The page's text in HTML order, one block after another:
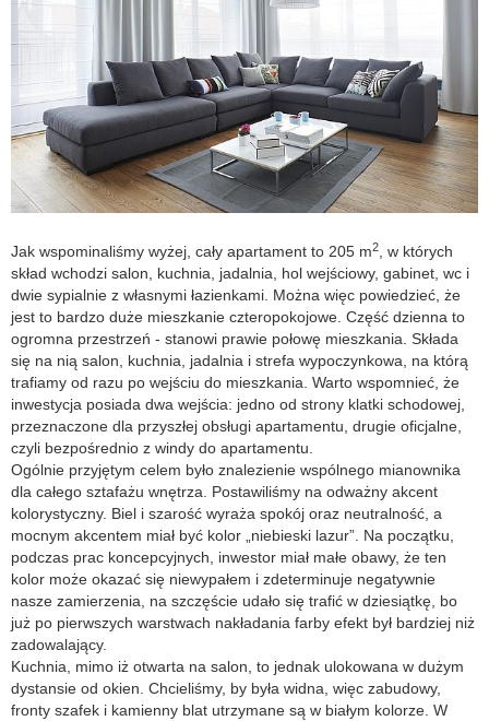
Jak wspominaliśmy wyżej, cały apartament to 205 m2
, w których
skład wchodzi salon, kuchnia, jadalnia, hol wejściowy, gabinet, wc i
dwie sypialnie z własnymi łazienkami. Można więc powiedzieć, że
jest to bardzo duże mieszkanie czteropokojowe. Część dzienna to
ogromna przestrzeń - stanowi prawie połowę mieszkania. Składa
się na nią salon, kuchnia, jadalnia i strefa wypoczynkowa, na którą
trafiamy od razu po wejściu do mieszkania. Warto wspomnieć, że
inwestycja posiada dwa wejścia: jedno od strony klatki schodowej,
przeznaczone dla przyszłej obsługi apartamentu, drugie oficjalne,
czyli bezpośrednio z windy do apartamentu.
Ogólnie przyjętym celem było znalezienie wspólnego mianownika
dla całego sztafażu wnętrza. Postawiliśmy na odważny akcent
kolorystyczny. Biel i szarość wyraża spokój oraz neutralność, a
mocnym akcentem miał być kolor „niebieski lazur”. Na początku,
podczas prac koncepcyjnych, inwestor miał małe obawy, że ten
kolor może okazać się niewypałem i zdeterminuje negatywnie
nasze zamierzenia, na szczęście udało się trafić w dziesiątkę, bo
już po pierwszych warstwach nakładania farby efekt był bardziej niż
zadowalający.
Kuchnia, mimo iż otwarta na salon, to jednak ulokowana w dużym
dystansie od okien. Chcieliśmy, by była widna, więc zabudowy,
fronty szafek i kamienny blat utrzymane są w białym kolorze. W